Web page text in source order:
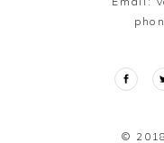
© 2018